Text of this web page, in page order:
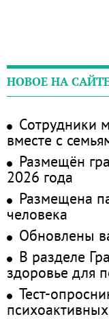
НОВОЕ НА
Сотрудники
вместе с
Размещён
2026 года
Размещена
человека
Обновлены
В разделе
здоровье для
Тест-